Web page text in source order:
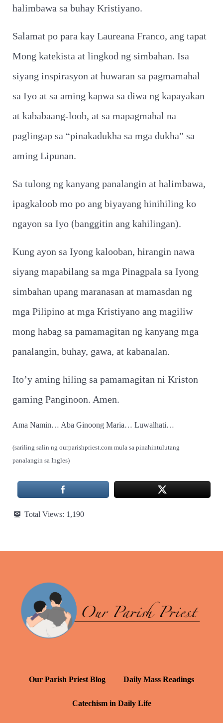
halimbawa sa buhay Kristiyano.
Salamat po para kay Laureana Franco, ang tapat
Mong katekista at lingkod ng simbahan. Isa
siyang inspirasyon at huwaran sa pagmamahal
sa Iyo at sa aming kapwa sa diwa ng kapayakan
at kababaang-loob, at sa mapagmahal na
paglingap sa “pinakadukha sa mga dukha” sa
aming Lipunan.
Sa tulong ng kanyang panalangin at halimbawa,
ipagkaloob mo po ang biyayang hinihiling ko
ngayon sa Iyo (banggitin ang kahilingan).
Kung ayon sa Iyong kalooban, hirangin nawa
siyang mapabilang sa mga Pinagpala sa Iyong
simbahan upang maranasan at mamasdan ng
mga Pilipino at mga Kristiyano ang magiliw
mong habag sa pamamagitan ng kanyang mga
panalangin, buhay, gawa, at kabanalan.
Ito’y aming hiling sa pamamagitan ni Kriston
gaming Panginoon. Amen.
Ama Namin… Aba Ginoong Maria… Luwalhati…
(sariling salin ng ourparishpriest.com mula sa pinahintulutang
panalangin sa Ingles)
Total Views: 1,190
Our Parish Priest Blog Daily Mass Readings
Catechism in Daily Life